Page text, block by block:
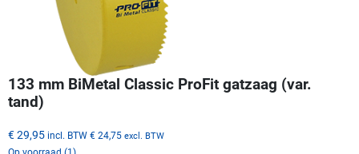
133 mm BiMetal Classic ProFit gatzaag (var.
tand)
€ 29,95 incl. BTW € 24,75 excl. BTW